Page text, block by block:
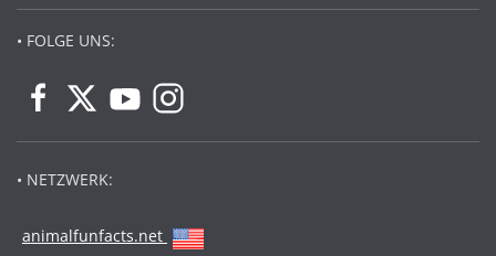
• FOLGE UNS:
• NETZWERK:
animalfunfacts.net